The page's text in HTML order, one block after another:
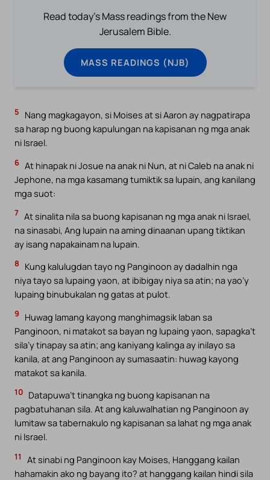
Read today's Mass readings from the New
Jerusalem Bible.
MASS READINGS (NJB)
5
Nang magkagayon, si Moises at si Aaron ay nagpatirapa
sa harap ng buong kapulungan na kapisanan ng mga anak
ni Israel.
6 At hinapak ni Josue na anak ni Nun, at ni Caleb na anak ni
Jephone, na mga kasamang tumiktik sa lupain, ang kanilang
mga suot:
7 At sinalita nila sa buong kapisanan ng mga anak ni Israel,
na sinasabi, Ang lupain na aming dinaanan upang tiktikan
ay isang napakainam na lupain.
8
Kung kalulugdan tayo ng Panginoon ay dadalhin nga
niya tayo sa lupaing yaon, at ibibigay niya sa atin; na yao’y
lupaing binubukalan ng gatas at pulot.
9
Huwag lamang kayong manghimagsik laban sa
Panginoon, ni matakot sa bayan ng lupaing yaon, sapagka’t
sila’y tinapay sa atin; ang kaniyang kalinga ay inilayo sa
kanila, at ang Panginoon ay sumasaatin: huwag kayong
matakot sa kanila.
10 Datapuwa’t tinangka ng buong kapisanan na
pagbatuhanan sila. At ang kaluwalhatian ng Panginoon ay
lumitaw sa tabernakulo ng kapisanan sa lahat ng mga anak
ni Israel.
11
At sinabi ng Panginoon kay Moises, Hanggang kailan
hahamakin ako ng bayang ito? at hanggang kailan hindi sila